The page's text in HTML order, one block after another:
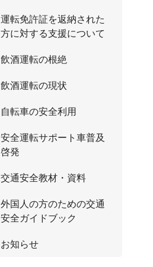
運転免許証を返納された
方に対する支援について
飲酒運転の根絶
飲酒運転の現状
自転車の安全利用
安全運転サポート車普及
啓発
交通安全教材・資料
外国人の方のための交通
安全ガイドブック
お知らせ